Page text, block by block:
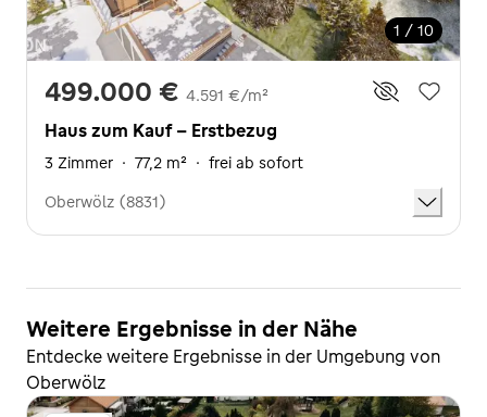
1 / 10
499.000 € 4.591 €/m²
Haus zum Kauf - Erstbezug
3 Zimmer · 77,2 m² · frei ab sofort
Oberwölz (8831)
Weitere Ergebnisse in der Nähe
Entdecke weitere Ergebnisse in der Umgebung von
Oberwölz